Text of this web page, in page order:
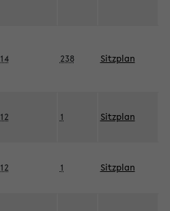
14 238 Sitzplan
12 1 Sitzplan
12 1 Sitzplan